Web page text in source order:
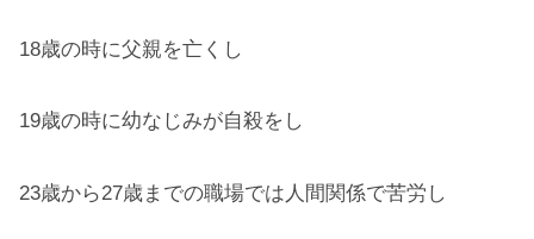
18歳の時に父親を亡くし
19歳の時に幼なじみが自殺をし
23歳から27歳までの職場では人間関係で苦労し